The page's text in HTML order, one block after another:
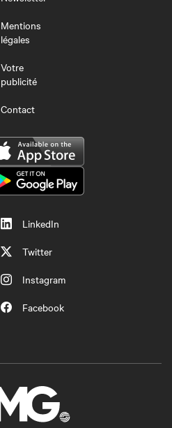
Mentions
légales
Votre
publicité
Contact
LinkedIn
Twitter
Instagram
Facebook